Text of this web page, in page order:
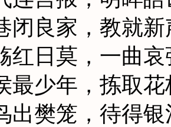
闭良家，教就
红日莫，一曲
最少年，拣取
出樊笼，待得